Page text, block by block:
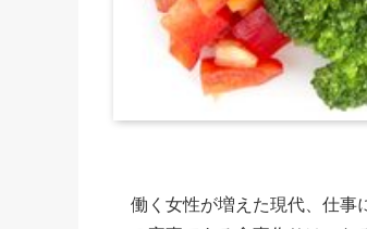
働く女性が増えた現代、仕事